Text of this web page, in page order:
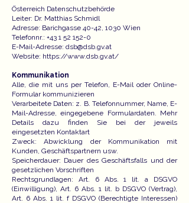
Österreich Datenschutzbehörde
Leiter: Dr. Matthias Schmidl
Adresse: Barichgasse 40-42, 1030 Wien
Telefonnr.: +43 1 52 152-0
E-Mail-Adresse: dsb@dsb.gv.at
Website: https://www.dsb.gv.at/
Kommunikation
Alle, die mit uns per Telefon, E-Mail oder Online-
Formular kommunizieren
Verarbeitete Daten: z. B. Telefonnummer, Name, E-
Mail-Adresse, eingegebene Formulardaten. Mehr
Details dazu finden Sie bei der jeweils
eingesetzten Kontaktart
Zweck: Abwicklung der Kommunikation mit
Kunden, Geschäftspartnern usw.
Speicherdauer: Dauer des Geschäftsfalls und der
gesetzlichen Vorschriften
Rechtsgrundlagen: Art. 6 Abs. 1 lit. a DSGVO
(Einwilligung), Art. 6 Abs. 1 lit. b DSGVO (Vertrag),
Art. 6 Abs. 1 lit. f DSGVO (Berechtigte Interessen)